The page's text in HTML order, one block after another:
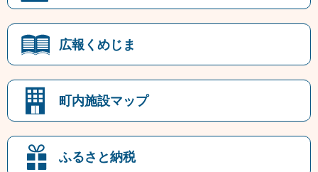
広報くめじま
町内施設マップ
ふるさと納税